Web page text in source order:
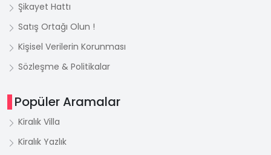
Şikayet Hattı
Satış Ortağı Olun !
Kişisel Verilerin Korunması
Sözleşme & Politikalar
Popüler Aramalar
Kiralık Villa
Kiralık Yazlık